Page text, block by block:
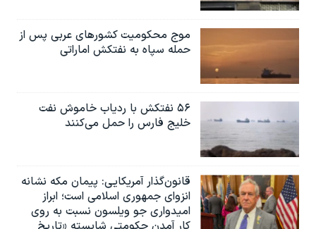
موج محکومیت کشورهای عربی پس از
حمله سپاه به نفتکش اماراتی
۵۶ نفتکش با ردیاب خاموش نفت
خلیج فارس را حمل می‌کنند
قانون‌گذار آمریکایی: پیمان مکه نشانه
انزوای جمهوری اسلامی است؛ ابراز
امیدواری جو ویلسون نسبت به روی